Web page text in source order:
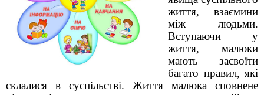
життя, взаємини
між людьми.
Вступаючи у
життя, малюки
мають засвоїти
багато правил, які
склалися в суспільстві. Життя малюка сповнене